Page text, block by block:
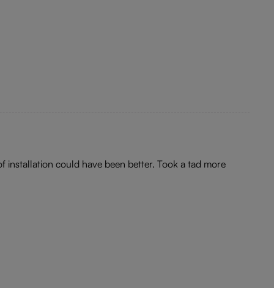
installation could have been better. Took a tad more